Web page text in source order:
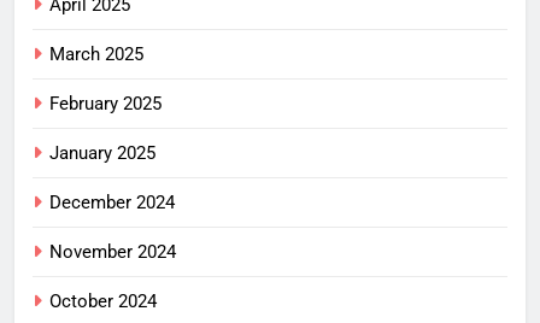
April 2025
March 2025
February 2025
January 2025
December 2024
November 2024
October 2024